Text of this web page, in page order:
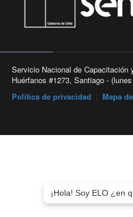
Servicio Nacional de Capacitación
Huérfanos #1273, Santiago -
Política de privacidad
Mapa
¡Hola! Soy ELO ¿en